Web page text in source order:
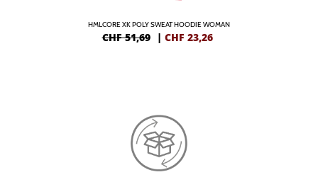
HMLCORE XK POLY SWEAT HOODIE WOMAN
CHF 51,69 | CHF 23,26